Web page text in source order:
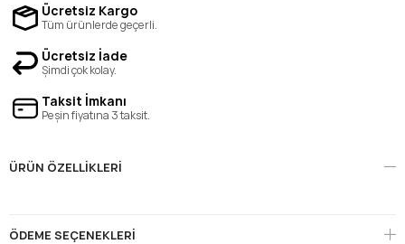
Ücretsiz Kargo
Tüm ürünlerde geçerli.
Ücretsiz İade
Şimdi çok kolay.
Taksit İmkanı
Peşin fiyatına 3 taksit.
ÜRÜN ÖZELLIKLERI
ÖDEME SEÇENEKLERI